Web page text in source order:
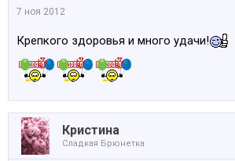
7 ноя 2012
Крепкого здоровья и много удачи!
Кристина
Сладкая Брюнетка